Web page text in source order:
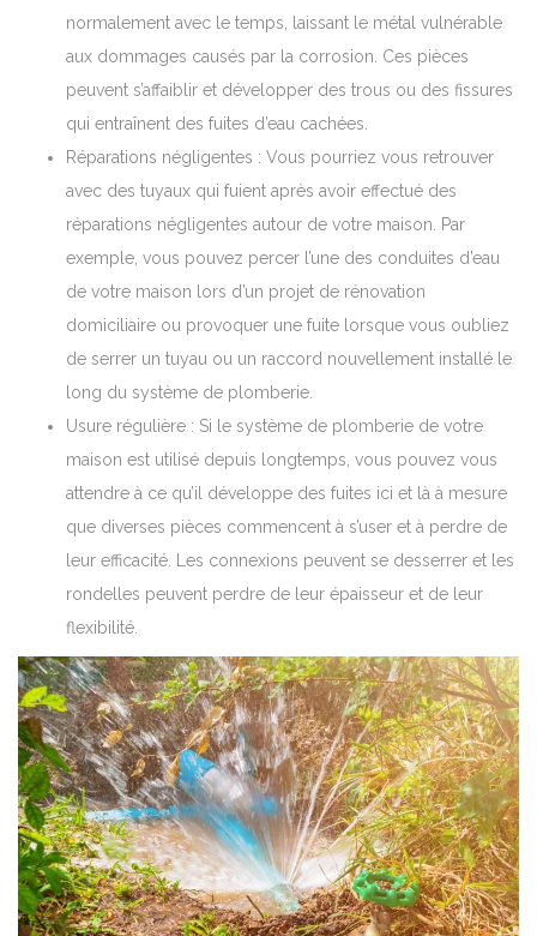
normalement avec le temps, laissant le métal vulnérable
aux dommages causés par la corrosion. Ces pièces
peuvent s’affaiblir et développer des trous ou des fissures
qui entraînent des fuites d’eau cachées.
Réparations négligentes : Vous pourriez vous retrouver
avec des tuyaux qui fuient après avoir effectué des
réparations négligentes autour de votre maison. Par
exemple, vous pouvez percer l’une des conduites d’eau
de votre maison lors d’un projet de rénovation
domiciliaire ou provoquer une fuite lorsque vous oubliez
de serrer un tuyau ou un raccord nouvellement installé le
long du système de plomberie.
Usure régulière : Si le système de plomberie de votre
maison est utilisé depuis longtemps, vous pouvez vous
attendre à ce qu’il développe des fuites ici et là à mesure
que diverses pièces commencent à s’user et à perdre de
leur efficacité. Les connexions peuvent se desserrer et les
rondelles peuvent perdre de leur épaisseur et de leur
flexibilité.